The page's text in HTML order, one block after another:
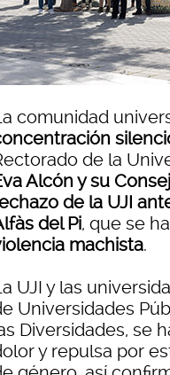
comunidad
de la
Alcón y su
de la UJI
del Pi, que se
machista.
UJI y las
Universidades
Diversidades, se
y repulsa por